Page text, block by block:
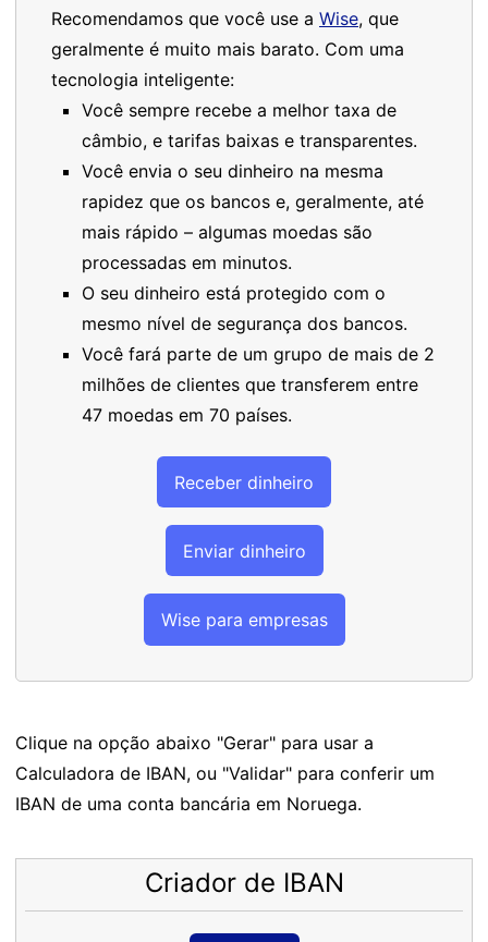
Recomendamos que você use a Wise, que
geralmente é muito mais barato. Com uma
tecnologia inteligente:
Você sempre recebe a melhor taxa de
câmbio, e tarifas baixas e transparentes.
Você envia o seu dinheiro na mesma
rapidez que os bancos e, geralmente, até
mais rápido – algumas moedas são
processadas em minutos.
O seu dinheiro está protegido com o
mesmo nível de segurança dos bancos.
Você fará parte de um grupo de mais de 2
milhões de clientes que transferem entre
47 moedas em 70 países.
Receber dinheiro
Enviar dinheiro
Wise para empresas
Clique na opção abaixo "Gerar" para usar a
Calculadora de IBAN, ou "Validar" para conferir um
IBAN de uma conta bancária em Noruega.
Criador de IBAN